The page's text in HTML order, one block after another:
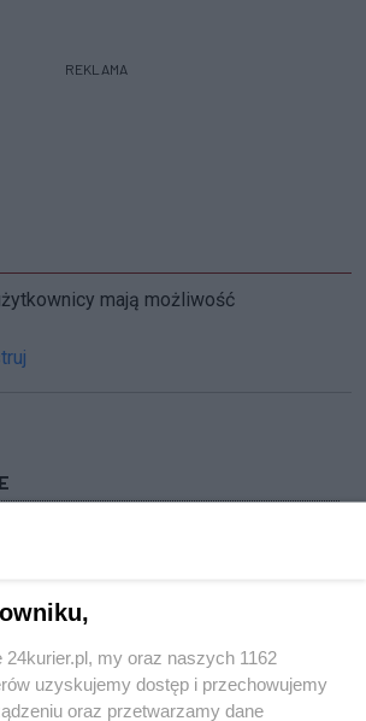
REKLAMA
mają możliwość
w polityce mieszkaniowej
dla najbogatszych
przy sprzedaży mieszkań?
politykę
zadłużają. Jak ZBiLK walczy z
24kurier.pl, my oraz naszych 1162
uzyskujemy dostęp i przechowujemy
oraz przetwarzamy dane